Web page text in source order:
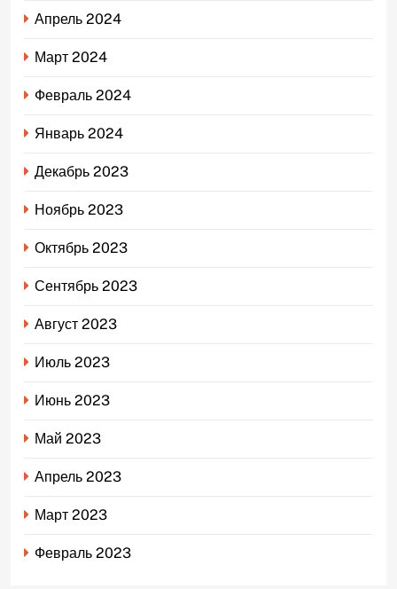
Апрель 2024
Март 2024
Февраль 2024
Январь 2024
Декабрь 2023
Ноябрь 2023
Октябрь 2023
Сентябрь 2023
Август 2023
Июль 2023
Июнь 2023
Май 2023
Апрель 2023
Март 2023
Февраль 2023